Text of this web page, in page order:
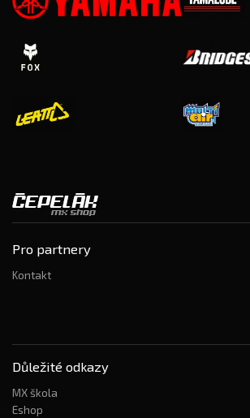
Pro partnery
Kontakt
Důležité odkazy
MX škola
Eshop